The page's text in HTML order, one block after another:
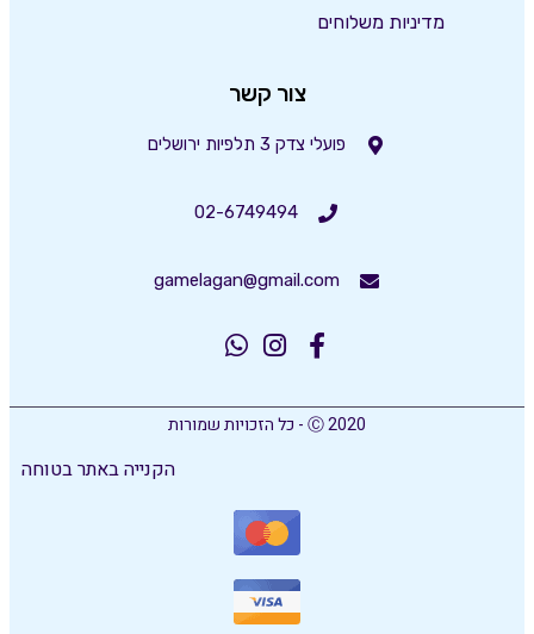
מדיניות משלוחים
צור קשר
פועלי צדק 3 תלפיות ירושלים
02-6749494
gamelagan@gmail.com
Ⓒ 2020 - כל הזכויות שמורות
הקנייה באתר בטוחה